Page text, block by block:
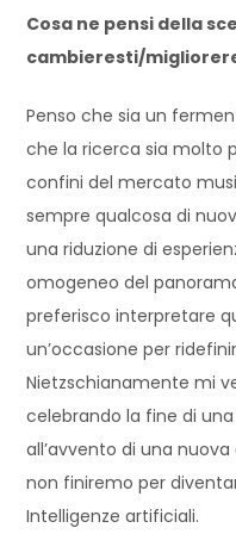
Cosa ne pensi della
cambieresti/
Penso che sia un
che la ricerca sia molto
confini del mercato
sempre qualcosa di
una riduzione di
omogeneo del
preferisco interpretare
un’occasione per
Nietzschianamente mi
celebrando la fine di
all’avvento di una
non finiremo per
Intelligenze artificiali.